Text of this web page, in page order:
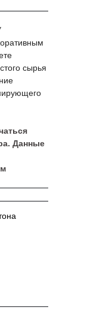
сырья
Данные